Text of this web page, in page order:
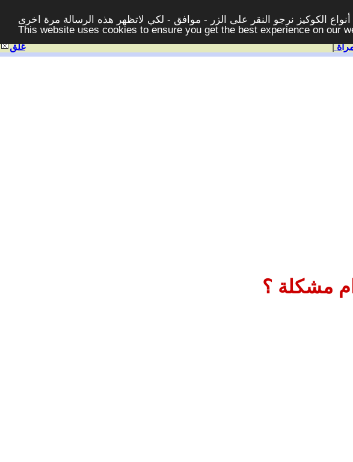
الكوكيز نرجو النقر على الزر - موافق - لكي لاتظهر هذه الرسالة مرة اخرى -
This website uses cookies to ensure you get the best experience on our
غلق |
مشكلة ؟